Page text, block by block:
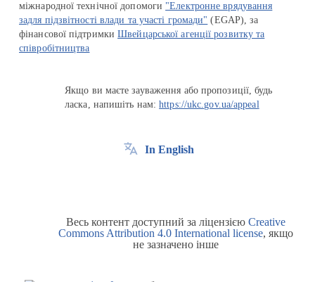
міжнародної технічної допомоги "Електронне врядування
задля підзвітності влади та участі громади" (EGAP), за
фінансової підтримкиШвейцарської агенції розвитку та
співробітництва
Якщо ви маєте зауваження або пропозиції, будь
ласка, напишіть нам:https://ukc.gov.ua/appeal
In English
Весь контент доступний за ліцензією Creative
Commons Attribution 4.0 International license, якщо
не зазначено інше